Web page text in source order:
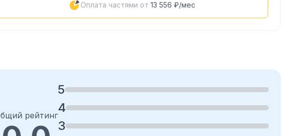
Оплата частями от 13 556 ₽/мес
рейтинг
5
4
3